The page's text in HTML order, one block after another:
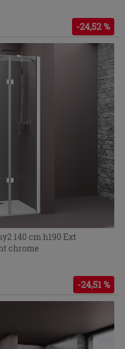
-24,52 %
140 cm h190 Ext
chrome
-24,51 %